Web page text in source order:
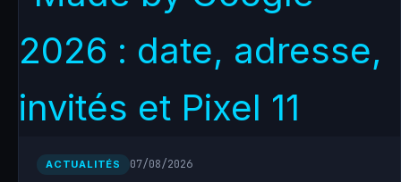
ACTUALITÉS 07/08/2026